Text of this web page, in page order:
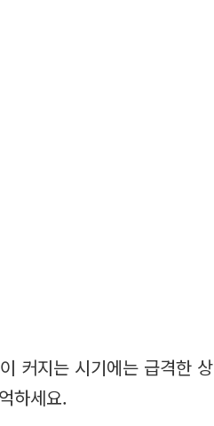
커지는 시기에는 급격한 상
하세요.